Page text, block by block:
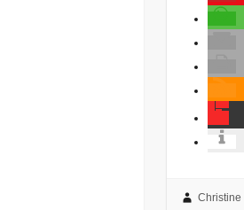
Christine